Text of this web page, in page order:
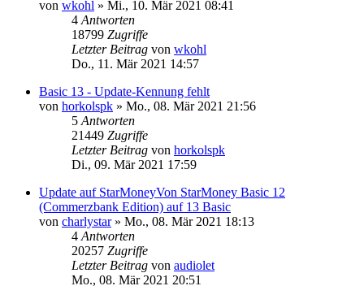
von wkohl » Mi., 10. Mär 2021 08:41
4 Antworten
18799 Zugriffe
Letzter Beitrag von wkohl
Do., 11. Mär 2021 14:57
Basic 13 - Update-Kennung fehlt
von horkolspk » Mo., 08. Mär 2021 21:56
5 Antworten
21449 Zugriffe
Letzter Beitrag von horkolspk
Di., 09. Mär 2021 17:59
Update auf StarMoneyVon StarMoney Basic 12
(Commerzbank Edition) auf 13 Basic
von charlystar» Mo., 08. Mär 2021 18:13
4 Antworten
20257 Zugriffe
Letzter Beitrag von audiolet
Mo., 08. Mär 2021 20:51